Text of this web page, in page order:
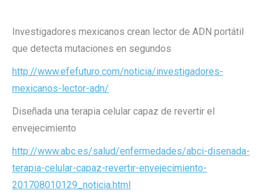
Investigadores mexicanos crean lector de ADN portátil
que detecta mutaciones en segundos
http://www.efefuturo.com/noticia/investigadores-
mexicanos-lector-adn/
Diseñada una terapia celular capaz de revertir el
envejecimiento
http://www.abc.es/salud/enfermedades/abci-disenada-
terapia-celular-capaz-revertir-envejecimiento-
201708010129_noticia.html